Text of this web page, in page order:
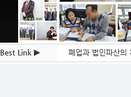
Best Link ▶ 폐업과 법인파산의